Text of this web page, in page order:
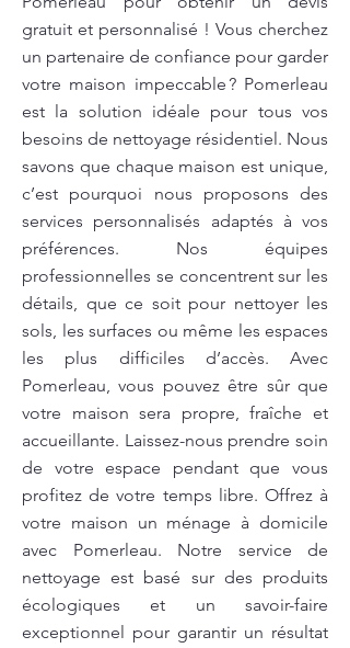
gratuit et personnalisé ! Vous cherchez
un partenaire de confiance pour garder
votre maison impeccable ? Pomerleau
est la solution idéale pour tous vos
besoins de nettoyage résidentiel. Nous
savons que chaque maison est unique,
c’est pourquoi nous proposons des
services personnalisés adaptés à vos
préférences. Nos équipes
professionnelles se concentrent sur les
détails, que ce soit pour nettoyer les
sols, les surfaces ou même les espaces
les plus difficiles d’accès. Avec
Pomerleau, vous pouvez être sûr que
votre maison sera propre, fraîche et
accueillante. Laissez-nous prendre soin
de votre espace pendant que vous
profitez de votre temps libre. Offrez à
votre maison un ménage à domicile
avec Pomerleau. Notre service de
nettoyage est basé sur des produits
écologiques et un savoir-faire
exceptionnel pour garantir un résultat